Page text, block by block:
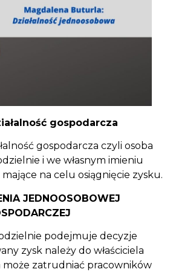
gospodarcza
gospodarcza czyli osoba
i we własnym imieniu
na celu osiągnięcie zysku.
JEDNOOSOBOWEJ
podejmuje decyzje
zysk należy do właściciela
może zatrudniać pracowników